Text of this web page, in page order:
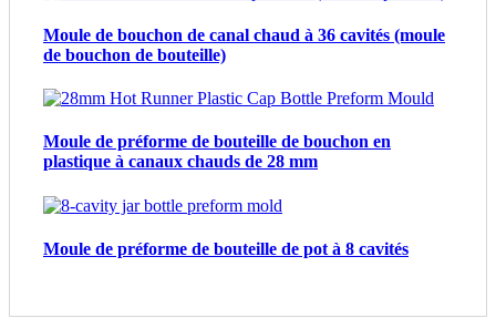
Moule de bouchon de canal chaud à 36 cavités (moule
de bouchon de bouteille)
Moule de préforme de bouteille de bouchon en
plastique à canaux chauds de 28 mm
Moule de préforme de bouteille de pot à 8 cavités